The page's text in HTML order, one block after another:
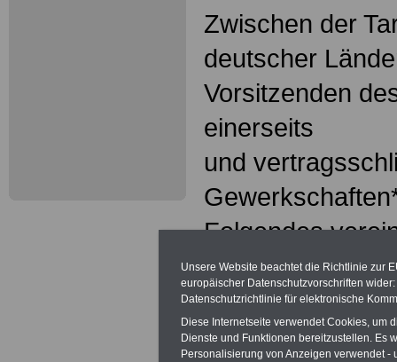
Zwischen der
deutscher
Vorsitzenden
einerseits
und
Folgendes
*zu den
Vereinte
ver.di
Unsere Website beachtet die Richtlinie zur
europäischer Datenschutzvorschriften
Datenschutzrichtlinie für elektronische
Diese Internetseite verwendet Cookies, um
Dienste und Funktionen bereitzustellen. Es
Personalisierung von Anzeigen verwendet